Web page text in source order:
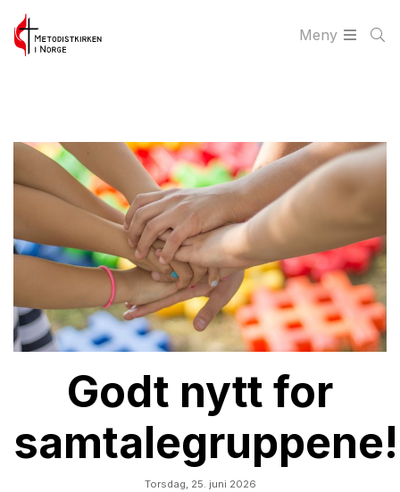
Meny
Godt nytt for
samtalegruppene!
Torsdag,25. juni 2026